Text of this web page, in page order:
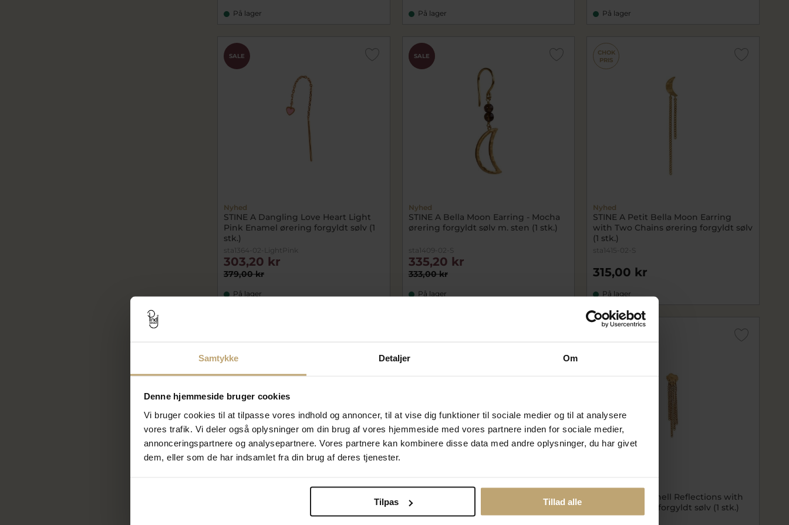
Samtykke Detaljer Om
Denne hjemmeside bruger cookies
Vi bruger cookies til at tilpasse vores indhold og annoncer, til at vise dig funktioner til sociale medier og til at analysere
vores trafik. Vi deler også oplysninger om din brug af vores hjemmeside med vores partnere inden for sociale medier,
annonceringspartnere og analysepartnere. Vores partnere kan kombinere disse data med andre oplysninger, du har givet
dem, eller som de har indsamlet fra din brug af deres tjenester.
Tilpas Tillad alle
På lager På lager På lager
SALE
Nyhed
STINE A Dangling Love Heart Light
Pink Enamel ørering forgyldt sølv (1
stk.)
sta1364-02-LightPink
379,00 kr
303,20 kr
På lager
CHOK
PRIS
SALE
Nyhed
STINE A Bella Moon Earring - Mocha
ørering forgyldt sølv m. sten (1 stk.)
sta1409-02-S
333,00 kr
335,20 kr
På lager
CHOK
PRIS
Nyhed
STINE A Petit Bella Moon Earring
with Two Chains ørering forgyldt sølv
(1 stk.)
sta1415-02-S
315,00 kr
På lager
STINE A Bounce Earring with Chains
forgyldt sølv m. sten (1 stk.)
Nyhed
STINE A Coco Sæur ørering forgyldt
sølv m. cz (1 stk.)
Nyhed
STINE A Petit Shell Reflections with
Chains ørering forgyldt sølv (1 stk.)